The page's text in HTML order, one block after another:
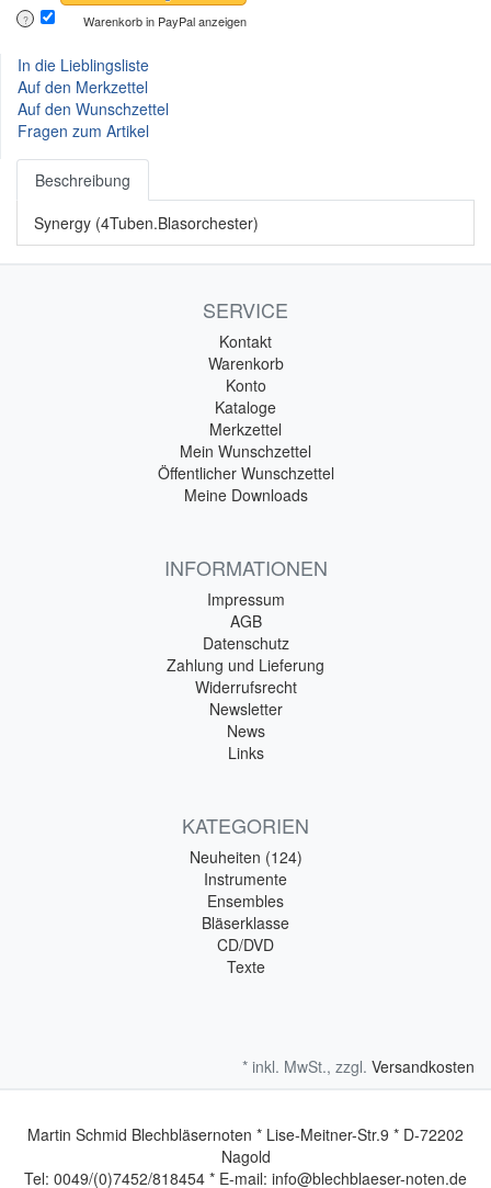
? Warenkorb in PayPal anzeigen
In die Lieblingsliste
Auf den Merkzettel
Auf den Wunschzettel
Fragen zum Artikel
Beschreibung
Synergy (4Tuben.Blasorchester)
SERVICE
Kontakt
Warenkorb
Konto
Kataloge
Merkzettel
Mein Wunschzettel
Öffentlicher Wunschzettel
Meine Downloads
INFORMATIONEN
Impressum
AGB
Datenschutz
Zahlung und Lieferung
Widerrufsrecht
Newsletter
News
Links
KATEGORIEN
Neuheiten (124)
Instrumente
Ensembles
Bläserklasse
CD/DVD
Texte
* inkl. MwSt., zzgl. Versandkosten
Martin Schmid Blechbläsernoten * Lise-Meitner-Str.9 * D-72202
Nagold
Tel: 0049/(0)7452/818454 * E-mail: info@blechblaeser-noten.de